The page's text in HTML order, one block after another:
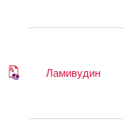
Ламивудин